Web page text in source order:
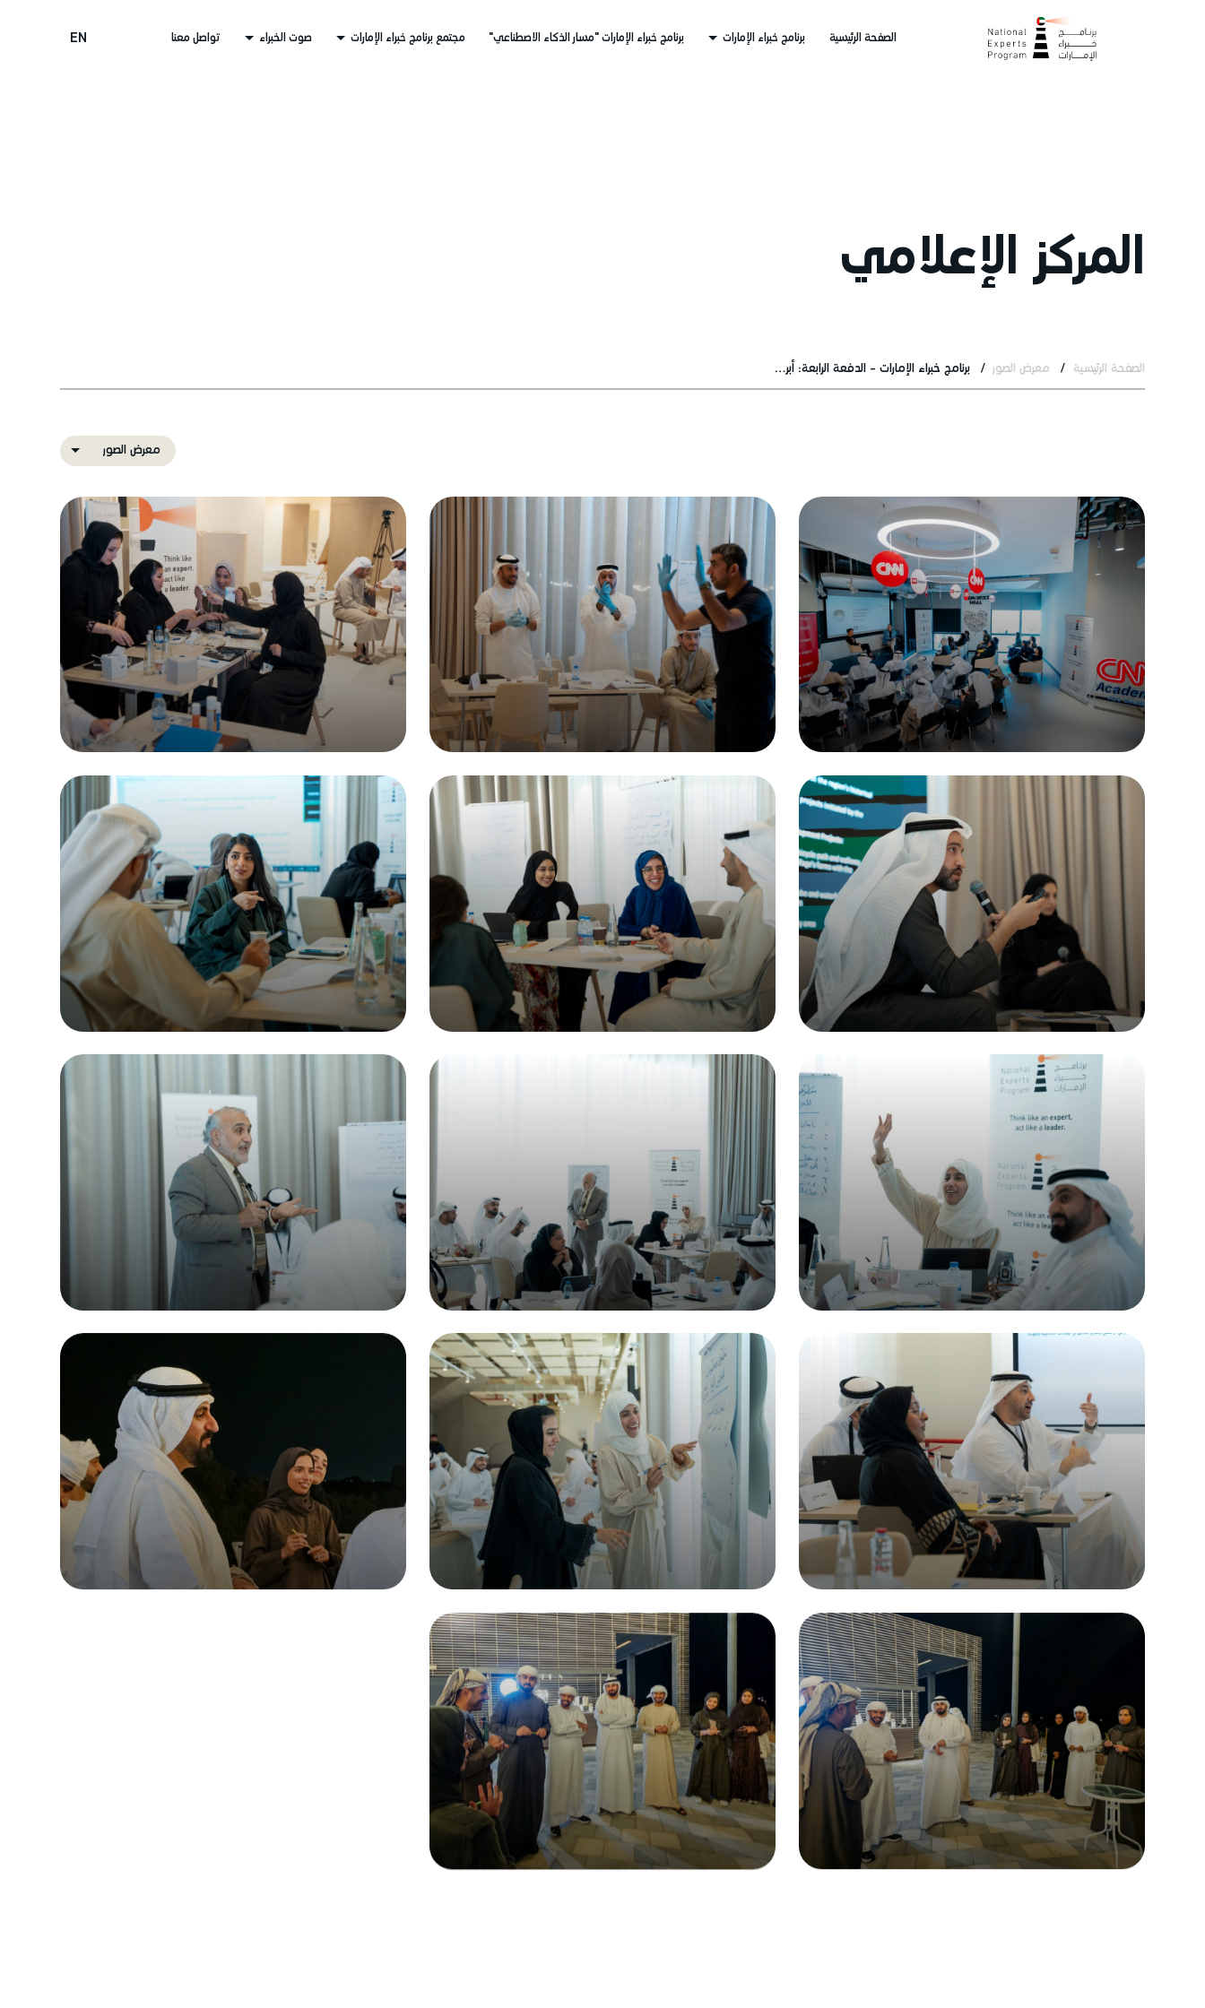
الصفحة الرئيسية برنامج خبراء الإمارات برنامج خبراء الإمارات "مسار الذكاء الاصطناعي" مجتمع برنامج خبراء الإمارات صوت الخبراء تواصل معنا EN
المركز الإعلامي
الصفحة الرئيسية معرض الصور برنامج خبراء الإمارات - الدفعة الرابعة: أبرز اللقطات من الوحدة الرابعة
معرض الصور